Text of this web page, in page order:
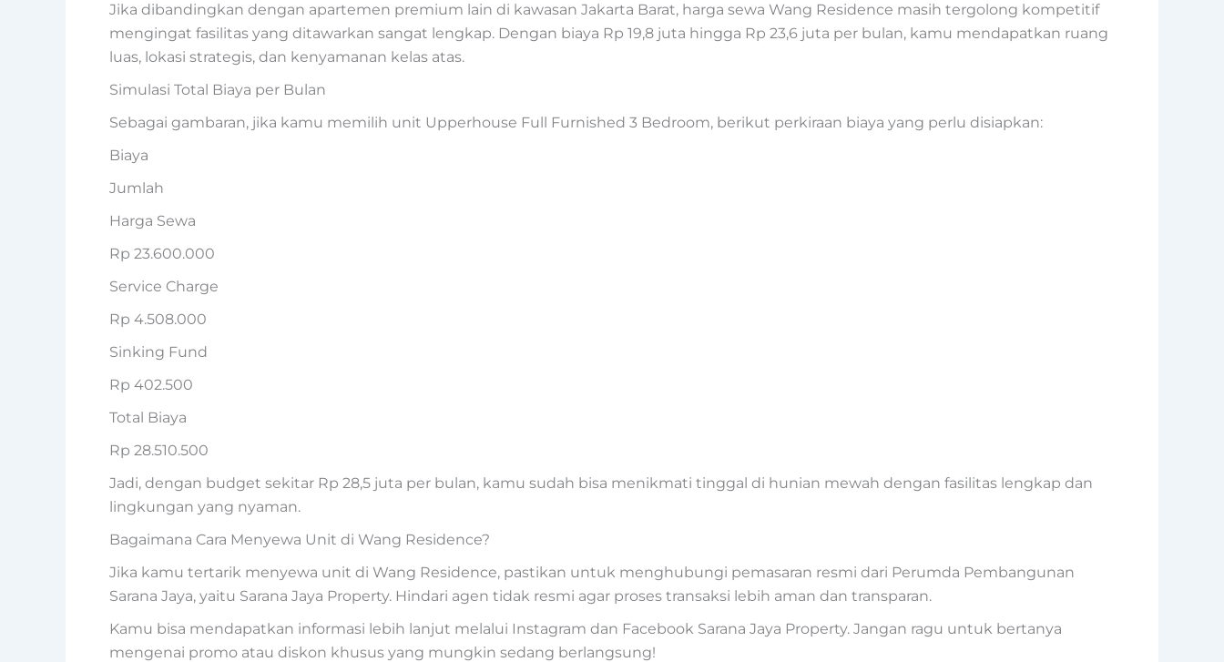
Jika dibandingkan dengan apartemen premium lain di kawasan Jakarta Barat, harga sewa Wang Residence masih tergolong kompetitif
mengingat fasilitas yang ditawarkan sangat lengkap. Dengan biaya Rp 19,8 juta hingga Rp 23,6 juta per bulan, kamu mendapatkan ruang
luas, lokasi strategis, dan kenyamanan kelas atas.
Simulasi Total Biaya per Bulan
Sebagai gambaran, jika kamu memilih unit Upperhouse Full Furnished 3 Bedroom, berikut perkiraan biaya yang perlu disiapkan:
Biaya
Jumlah
Harga Sewa
Rp 23.600.000
Service Charge
Rp 4.508.000
Sinking Fund
Rp 402.500
Total Biaya
Rp 28.510.500
Jadi, dengan budget sekitar Rp 28,5 juta per bulan, kamu sudah bisa menikmati tinggal di hunian mewah dengan fasilitas lengkap dan
lingkungan yang nyaman.
Bagaimana Cara Menyewa Unit di Wang Residence?
Jika kamu tertarik menyewa unit di Wang Residence, pastikan untuk menghubungi pemasaran resmi dari Perumda Pembangunan
Sarana Jaya, yaitu Sarana Jaya Property. Hindari agen tidak resmi agar proses transaksi lebih aman dan transparan.
Kamu bisa mendapatkan informasi lebih lanjut melalui Instagram dan Facebook Sarana Jaya Property. Jangan ragu untuk bertanya
mengenai promo atau diskon khusus yang mungkin sedang berlangsung!